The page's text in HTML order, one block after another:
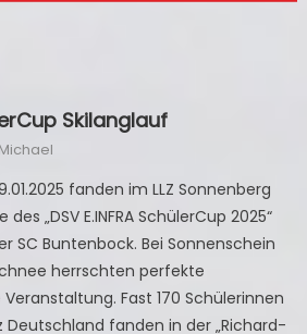
Skilanglauf
Author
Michael
fanden im LLZ Sonnenberg
„DSV E.INFRA SchülerCup 2025“
SC Buntenbock. Bei Sonnenschein
herrschten perfekte
Fast 170 Schülerinnen
Deutschland fanden in der „Richard-